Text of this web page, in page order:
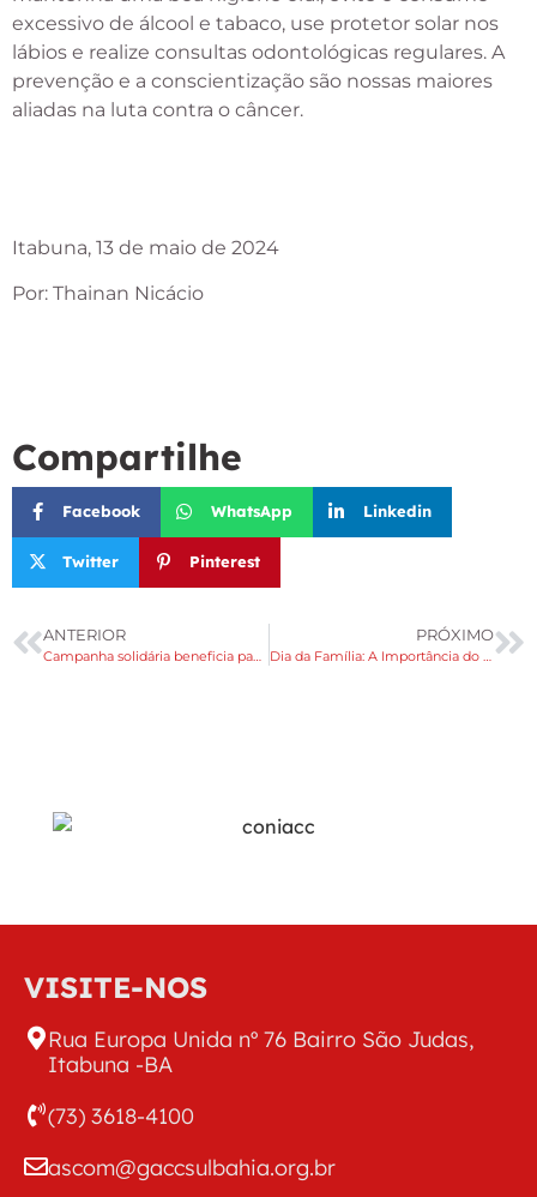
excessivo de álcool e tabaco, use protetor solar nos
lábios e realize consultas odontológicas regulares. A
prevenção e a conscientização são nossas maiores
aliadas na luta contra o câncer.
Itabuna, 13 de maio de 2024
Por: Thainan Nicácio
Compartilhe
Facebook WhatsApp Linkedin
Twitter Pinterest
ANTERIOR PRÓXIMO
VISITE-NOS
Rua Europa Unida nº 76 Bairro São Judas,
Itabuna -BA
(73) 3618-4100
ascom@gaccsulbahia.org.br